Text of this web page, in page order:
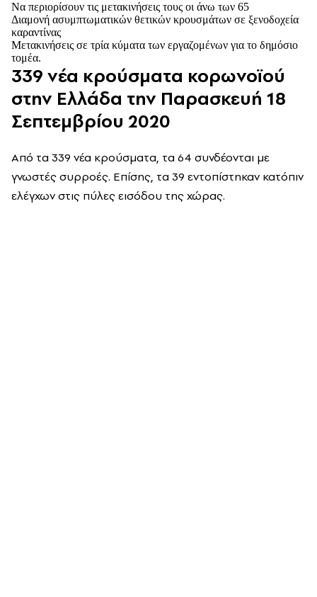
Να περιορίσουν τις μετακινήσεις τους οι άνω των 65
Διαμονή ασυμπτωματικών θετικών κρουσμάτων σε ξενοδοχεία
καραντίνας
Μετακινήσεις σε τρία κύματα των εργαζομένων για το δημόσιο
τομέα.
339 νέα κρούσματα κορωνοϊού
στην Ελλάδα την Παρασκευή 18
Σεπτεμβρίου 2020
Από τα 339 νέα κρούσματα, τα 64 συνδέονται με
γνωστές συρροές. Επίσης, τα 39 εντοπίστηκαν κατόπιν
ελέγχων στις πύλες εισόδου της χώρας.